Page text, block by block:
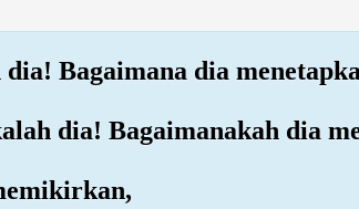
Bagaimana dia
dia! Bagaimanakah dia